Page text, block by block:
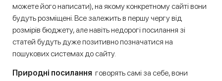
можете його написати), на якому конкретному сайті вони
будуть розміщені. Все залежить в першу чергу від
розмірів бюджету, але навіть недорогі посилання зі
статей будуть дуже позитивно позначатися на
пошукових системах до сайту.
Природні посилання говорять самі за себе, вони